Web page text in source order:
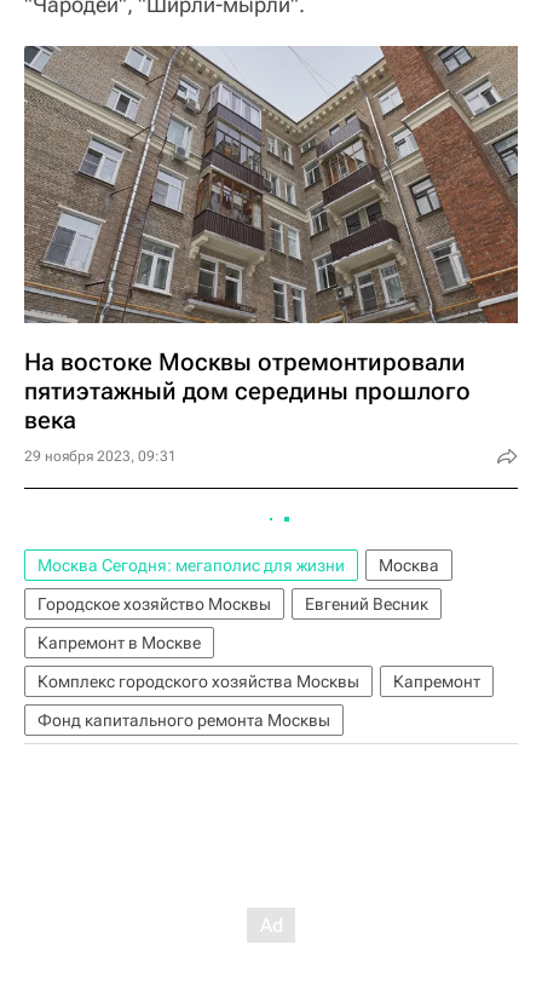
На востоке Москвы отремонтировали
пятиэтажный дом середины прошлого
века
29 ноября 2023, 09:31
Москва Сегодня: мегаполис для жизни
Москва
Городское хозяйство Москвы
Евгений Весник
Капремонт в Москве
Комплекс городского хозяйства Москвы
Капремонт
Фонд капитального ремонта Москвы